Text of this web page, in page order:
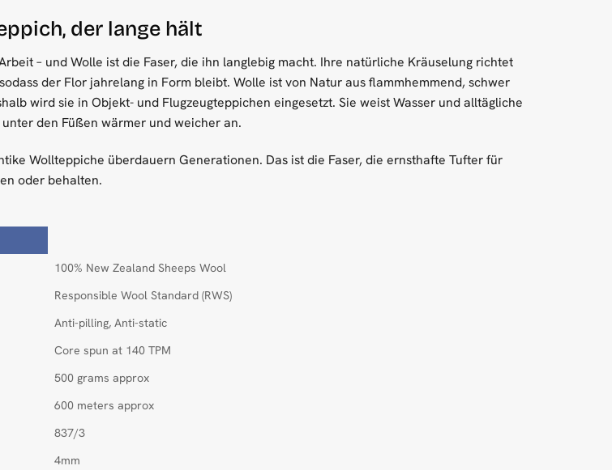
der lange hält
– und Wolle ist die Faser, die ihn langlebig macht. Ihre natürliche Kräuselung richtet
der Flor jahrelang in Form bleibt. Wolle ist von Natur aus flammhemmend, schwer
wird sie in Objekt- und Flugzeugteppichen eingesetzt. Sie weist Wasser und alltägliche
den Füßen wärmer und weicher an.
Wollteppiche überdauern Generationen. Das ist die Faser, die ernsthafte Tufter für
oder behalten.
100% New Zealand Sheeps Wool
Responsible Wool Standard (RWS)
Anti-pilling, Anti-static
Core spun at 140 TPM
500 grams approx
600 meters approx
837/3
4mm